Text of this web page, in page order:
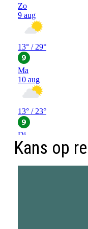
Kans op